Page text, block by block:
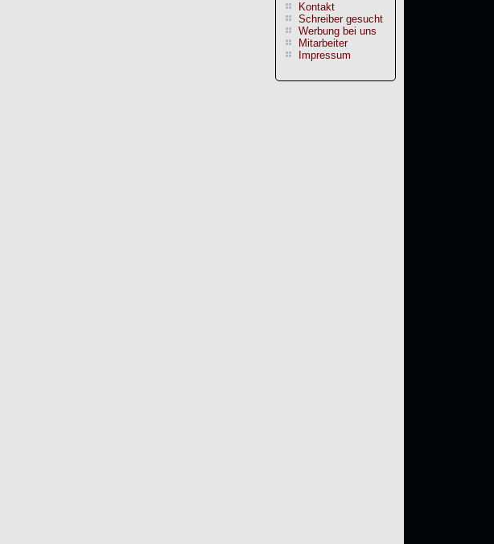
Kontakt
Schreiber gesucht
Werbung bei uns
Mitarbeiter
Impressum